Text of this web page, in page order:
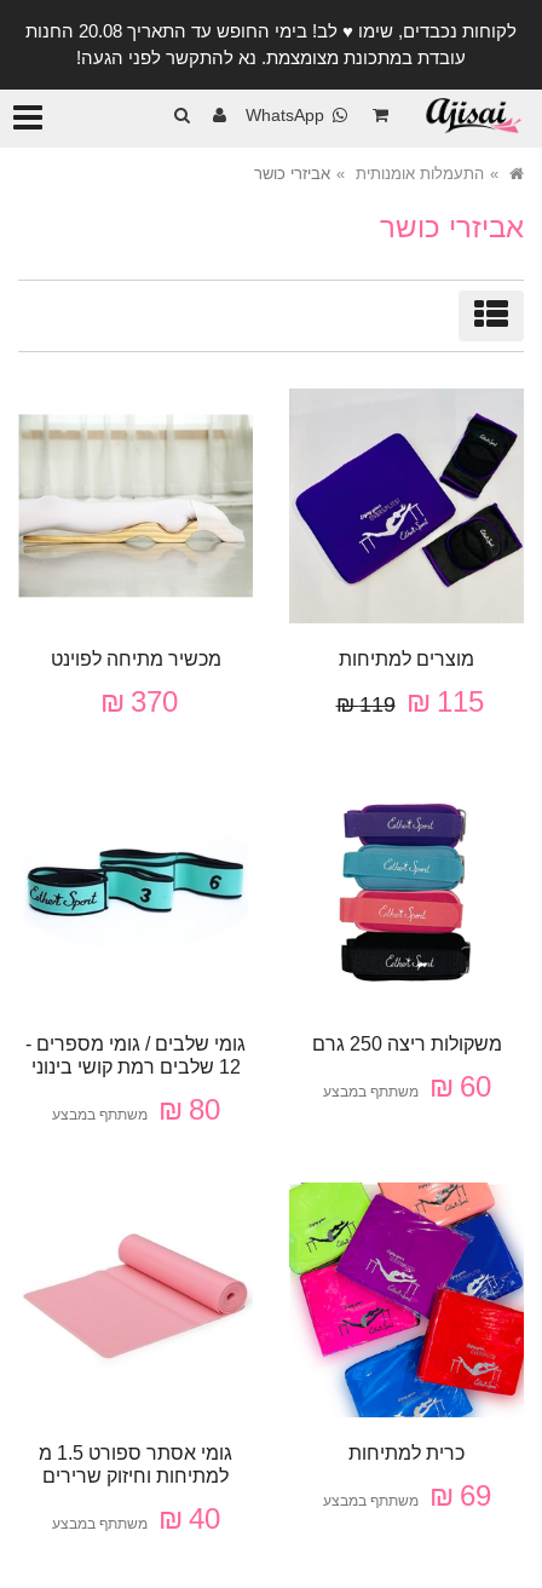
לקוחות נכבדים, שימו ♥️ לב! בימי החופש עד התאריך 20.08 החנות
עובדת במתכונת מצומצמת. נא להתקשר לפני הגעה!
WhatsApp
התעמלות אומנותית אביזרי כושר
אביזרי כושר
מיון/סינון
מוצרים למתיחות
115 ₪
119 ₪
מכשיר מתיחה לפוינט
370 ₪
משקולות ריצה 250 גרם
60 ₪ משתתף במבצע
גומי שלבים / גומי מספרים -
12 שלבים רמת קושי בינוני
80 ₪ משתתף במבצע
כרית למתיחות
69 ₪ משתתף במבצע
גומי אסתר ספורט 1.5 מ
למתיחות וחיזוק שרירים
40 ₪ משתתף במבצע